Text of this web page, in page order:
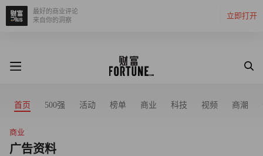
立即打开
最好的商业评论
来自你的洞察
首页 500强 活动 榜单 商业 科技 视频 商潮
商业
广告资料